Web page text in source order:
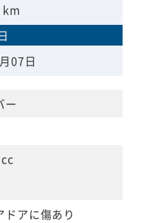
km
07日
ー
ドアに傷あり